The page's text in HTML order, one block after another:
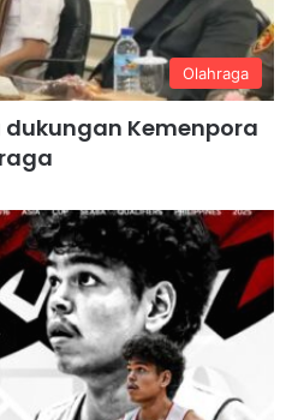
Olahraga
Kemenpora